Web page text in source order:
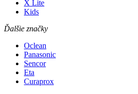
X Lite
Kids
Ďalšie značky
Oclean
Panasonic
Sencor
Eta
Curaprox